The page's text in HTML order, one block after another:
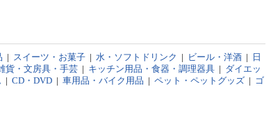
| スイーツ・お菓子 | 水・ソフトドリンク | ビール・洋酒 | 日
貨・文房具・手芸 | キッチン用品・食器・調理器具 | ダイエッ
| CD・DVD | 車用品・バイク用品 | ペット・ペットグッズ | ゴ